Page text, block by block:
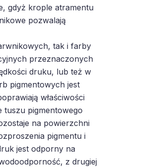
gdyż krople atramentu
pozwalają
tak i farby
przeznaczonych
druku, lub też w
pigmentowych jest
właściwości
pigmentowego
na powierzchni
pigmentu i
jest odporny na
z drugiej